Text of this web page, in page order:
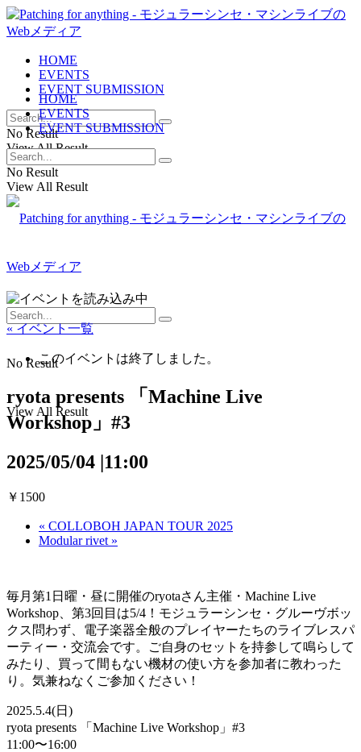
HOME
EVENTS
EVENT SUBMISSION
No Result
View All Result
HOME
EVENTS
EVENT SUBMISSION
No Result
View All Result
No Result
View All Result
« イベント一覧
このイベントは終了しました。
ryota presents 「Machine Live
Workshop」#3
2025/05/04 |11:00
￥1500
« COLLOBOH JAPAN TOUR 2025
Modular rivet »
毎月第1日曜・昼に開催のryotaさん主催・Machine Live
Workshop、第3回目は5/4！モジュラーシンセ・グルーヴボッ
クス問わず、電子楽器全般のプレイヤーたちのライブレスパ
ーティー・交流会です。
ご自身のセットを持参して鳴らして
みたり、買って間もない機材の使い方を参加者に教わった
り。気兼ねなくご参加ください！
2025.5.4(日)
ryota presents 「Machine Live Workshop」#3
11:00〜16:00